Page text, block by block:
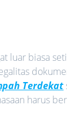
luar biasa
Terdekat
harus